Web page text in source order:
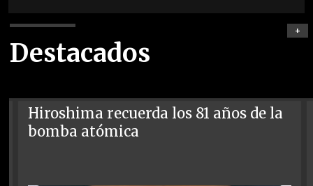
Destacados
+
Hiroshima recuerda los 81 años de la
bomba atómica